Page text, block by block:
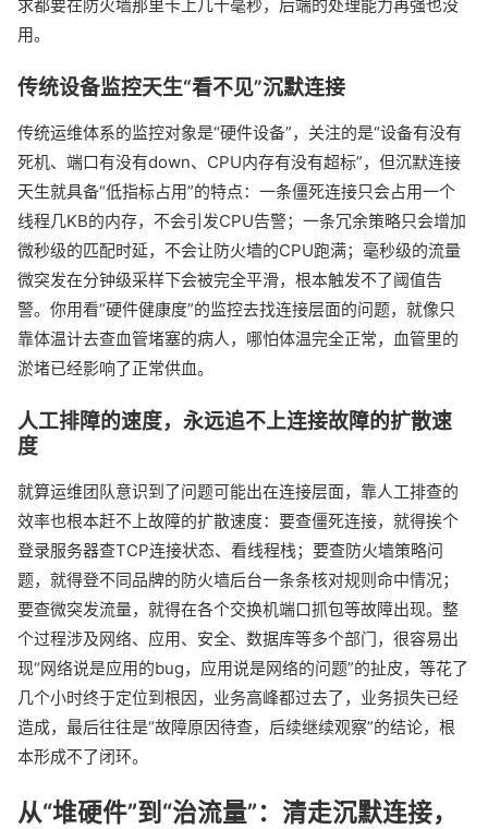
求都要在防火墙那里卡上几十毫秒，后端的处理能力再强也没
用。
传统设备监控天生“看不见”沉默连接
传统运维体系的监控对象是“硬件设备”，关注的是“设备有没有
死机、端口有没有down、CPU内存有没有超标”，但沉默连接
天生就具备“低指标占用”的特点：一条僵死连接只会占用一个
线程几KB的内存，不会引发CPU告警；一条冗余策略只会增加
微秒级的匹配时延，不会让防火墙的CPU跑满；毫秒级的流量
微突发在分钟级采样下会被完全平滑，根本触发不了阈值告
警。你用看“硬件健康度”的监控去找连接层面的问题，就像只
靠体温计去查血管堵塞的病人，哪怕体温完全正常，血管里的
淤堵已经影响了正常供血。
人工排障的速度，永远追不上连接故障的扩散速
度
就算运维团队意识到了问题可能出在连接层面，靠人工排查的
效率也根本赶不上故障的扩散速度：要查僵死连接，就得挨个
登录服务器查TCP连接状态、看线程栈；要查防火墙策略问
题，就得登不同品牌的防火墙后台一条条核对规则命中情况；
要查微突发流量，就得在各个交换机端口抓包等故障出现。整
个过程涉及网络、应用、安全、数据库等多个部门，很容易出
现“网络说是应用的bug，应用说是网络的问题”的扯皮，等花了
几个小时终于定位到根因，业务高峰都过去了，业务损失已经
造成，最后往往是“故障原因待查，后续继续观察”的结论，根
本形成不了闭环。
从“堆硬件”到“治流量”：清走沉默连接，